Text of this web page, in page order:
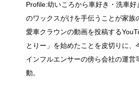
Profile:幼いころから車好き・洗車好
のワックスがけを手伝うことが家族
愛車クラウンの動画を投稿する
とりー」を始めたことを皮切りに、
インフルエンサーの傍ら会社の運営
動。